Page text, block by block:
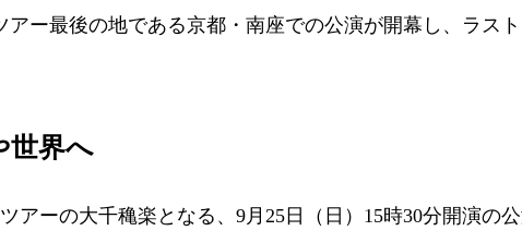
アー最後の地である京都・南座での公演が開幕し、ラス
世界へ
アーの大千穐楽となる、9月25日（日）15時30分開演の